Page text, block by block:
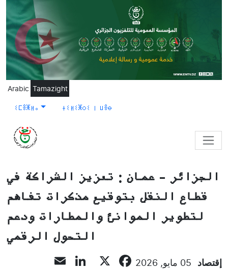
Skip to main content
Arabic Tamazight
ⵉⵎⴻⵥⵍⴰ ⵜⵉⵍⵉⵥⵔⵉ ⵏ ⵡⴻⴱ
الجزائر - عمان : تعزيز الشراكة في
قطاع النقل بتوقيع مذكرات تفاهم
لتطوير الموانئ والمطارات ودعم
التحول الرقمي
إقتصاد 05 مايو, 2026 Facebook
LinkedIn